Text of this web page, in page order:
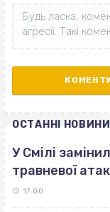
ОСТАННІ НОВИНИ
У Смілі
травневої
17:00